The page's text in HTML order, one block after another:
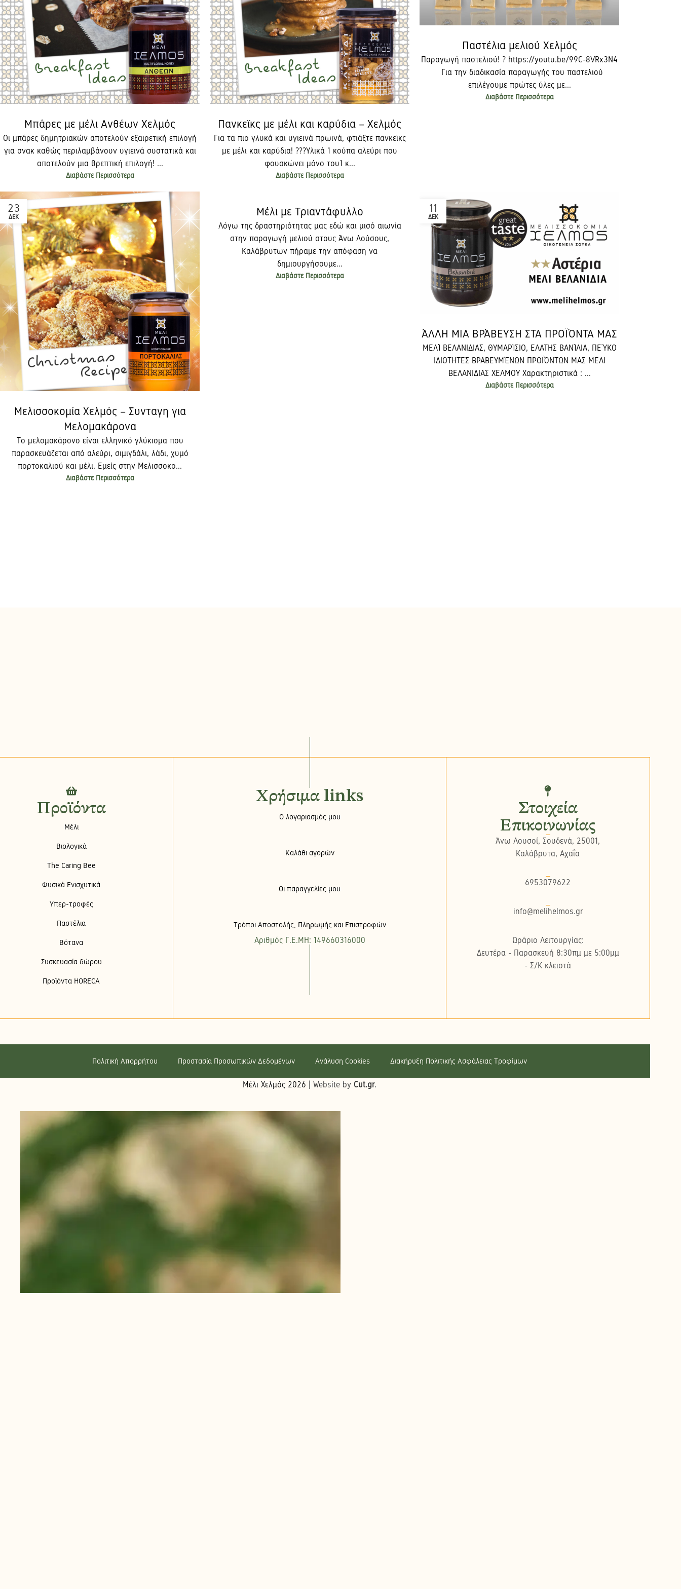
Μπάρες με μέλι Ανθέων Χελμός
Οι μπάρες δημητριακών αποτελούν εξαιρετική επιλογή
για σνακ καθώς περιλαμβάνουν υγιεινά συστατικά και
αποτελούν μια θρεπτική επιλογή!​ ...
Διαβάστε Περισσότερα
Πανκεϊκς με μέλι και καρύδια – Χελμός
Για τα πιο γλυκά και υγιεινά πρωινά, φτιάξτε πανκεϊκς
με μέλι και καρύδια! ??​ ?Υλικά ​ 1 κούπα αλεύρι που
φουσκώνει μόνο του​ 1 κ...
Διαβάστε Περισσότερα
Παστέλια μελιού Χελμός
Παραγωγή παστελιού! ? https://youtu.be/99C-8VRx3N4
Για την διαδικασία παραγωγής του παστελιού
επιλέγουμε πρώτες ύλες με...
Διαβάστε Περισσότερα
23
ΔΕΚ
Μελισσοκομία Χελμός – Συνταγη για
Μελομακάρονα
Το μελομακάρονο είναι ελληνικό γλύκισμα που
παρασκευάζεται από αλεύρι, σιμιγδάλι, λάδι, χυμό
πορτοκαλιού και μέλι. Εμείς στην Μελισσοκο...
Διαβάστε Περισσότερα
Μέλι με Τριαντάφυλλο
Λόγω της δραστηριότητας μας εδώ και μισό αιωνία
στην παραγωγή μελιού στους Άνω Λούσους,
Καλάβρυτων πήραμε την απόφαση να
δημιουργήσουμε...
Διαβάστε Περισσότερα
11
ΔΕΚ
ΆΛΛΗ ΜΙΑ ΒΡΆΒΕΥΣΗ ΣΤΑ ΠΡΟΪΌΝΤΑ ΜΑΣ
ΜΕΛΊ ΒΕΛΑΝΙΔΙΑΣ, ΘΥΜΑΡΊΣΙΟ, ΕΛΑΤΗΣ ΒΑΝΊΛΙΑ, ΠΕΎΚΟ
ΙΔΙΟΤΗΤΕΣ ΒΡΑΒΕΥΜΈΝΩΝ ΠΡΟΪΌΝΤΩΝ ΜΑΣ ΜΕΛΙ
ΒΕΛΑΝΙΔΙΑΣ ΧΕΛΜΟΥ Χαρακτηριστικά : ...
Διαβάστε Περισσότερα
Προϊόντα
Μέλι
Βιολογικά
The Caring Bee
Φυσικά Ενισχυτικά
Υπερ-τροφές
Παστέλια
Βότανα
Συσκευασία δώρου
Προϊόντα HORECA
Χρήσιμα links
Ο λογαριασμός μου
Καλάθι αγορών
Οι παραγγελίες μου
Τρόποι Αποστολής, Πληρωμής και Επιστροφών
Αριθμός Γ.Ε.ΜΗ: 149660316000
Στοιχεία
Επικοινωνίας
Άνω Λουσοί, Σουδενά, 25001,
Καλάβρυτα, Αχαΐα
6953079622
info@melihelmos.gr
Ωράριο Λειτουργίας:
Δευτέρα - Παρασκευή 8:30πμ με 5:00μμ
- Σ/K κλειστά
Πολιτική Απορρήτου Προστασία Προσωπικών Δεδομένων Ανάλυση Cookies Διακήρυξη Πολιτικής Ασφάλειας Τροφίμων
Μέλι Χελμός 2026 | Website by Cut.gr.